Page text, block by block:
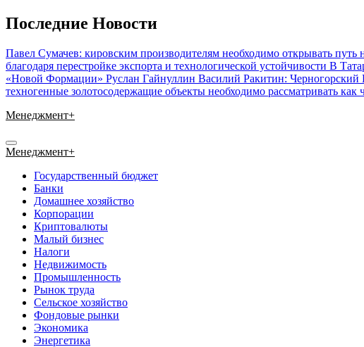
Перейти
к
Последние Новости
Павел Сумачев: кировским производителям необходимо открывать
благодаря перестройке экспорта и технологической устойчивости В
«Новой Формации» Руслан Гайнуллин Василий Ракитин:
техногенные золотосодержащие объекты необходимо рассматривать как
Менеджмент+
Менеджмент+
Государственный бюджет
Банки
Домашнее хозяйство
Корпорации
Криптовалюты
Малый бизнес
Налоги
Недвижимость
Промышленность
Рынок труда
Сельское хозяйство
Фондовые рынки
Экономика
Энергетика